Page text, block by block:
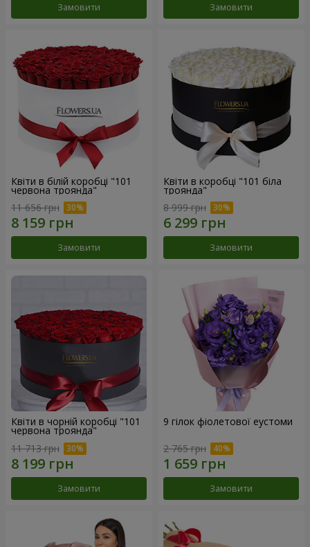
Замовити Замовити
Квіти в білій коробці "101
червона троянда"
11 656 грн
Замовити
Квіти в коробці "101 біла
троянда"
8 999 грн
Замовити
Квіти в чорній коробці "101
червона троянда"
11 713 грн
Замовити
9 гілок фіолетової еустоми
2 765 грн
Замовити